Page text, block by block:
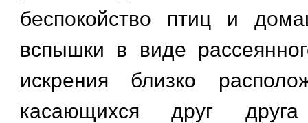
беспокойство птиц и
вспышки в виде
искрения близко
касающихся друг друга